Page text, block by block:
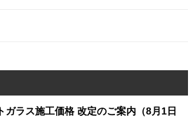
ガラス施工価格 改定のご案内（8月1日